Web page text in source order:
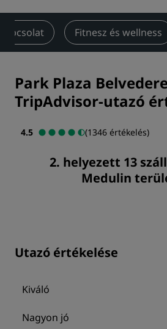
Fitnesz és wellness
Park Plaza
TripAdvisor-utazó
4.5 (1346 értékelés)
2. helyezett 13
Medulin
Utazó értékelése
Kiváló
Nagyon jó